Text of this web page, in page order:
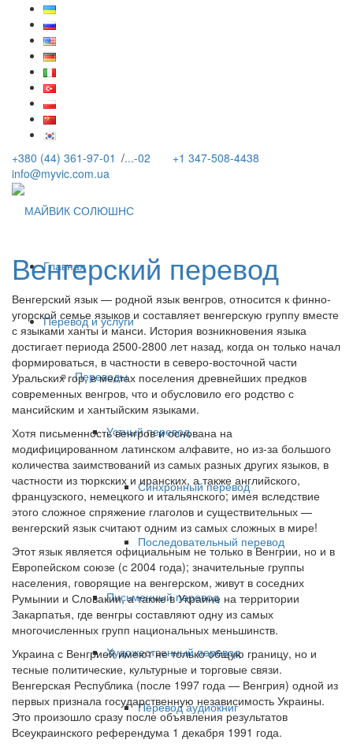
+380 (44) 361-97-01 /...-02
+1 347-508-4438
info@myvic.com.ua
Главная
Перевод и услуги
Переводы
Устный перевод
Синхронный перевод
Последовательный перевод
Письменный перевод
Художественный перевод
Перевод аудиокниг
Венгерский перевод
Венгерский язык — родной язык венгров, относится к финно-
угорской семье языков и составляет венгерскую группу вместе
с языками ханты и манси. История возникновения языка
достигает периода 2500-2800 лет назад, когда он только начал
формироваться, в частности в северо-восточной части
Уральских гор, в местах поселения древнейших предков
современных венгров, что и обусловило его родство с
мансийским и хантыйским языками.
Хотя письменность венгров и основана на
модифицированном латинском алфавите, но из-за большого
количества заимствований из самых разных других языков, в
частности из тюркских и иранских, а также английского,
французского, немецкого и итальянского; имея вследствие
этого сложное спряжение глаголов и существительных —
венгерский язык считают одним из самых сложных в мире!
Этот язык является официальным не только в Венгрии, но и в
Европейском союзе (с 2004 года); значительные группы
населения, говорящие на венгерском, живут в соседних
Румынии и Словакии, а также в Украине на территории
Закарпатья, где венгры составляют одну из самых
многочисленных групп национальных меньшинств.
Украина с Венгрией имеют не только общую границу, но и
тесные политические, культурные и торговые связи.
Венгерская Республика (после 1997 года — Венгрия) одной из
первых признала государственную независимость Украины.
Это произошло сразу после объявления результатов
Всеукраинского референдума 1 декабря 1991 года.